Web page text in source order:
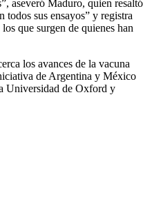
aseveró Maduro, quien resaltó
todos sus ensayos” y registra
que surgen de quienes han
los avances de la vacuna
de Argentina y México
Universidad de Oxford y